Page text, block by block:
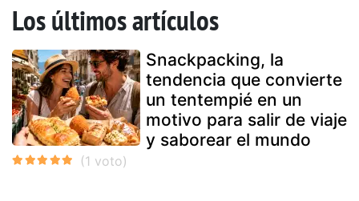
Los últimos artículos
Snackpacking, la
tendencia que convierte
un tentempié en un
motivo para salir de viaje
y saborear el mundo